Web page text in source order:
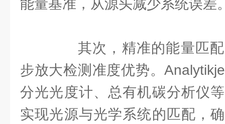
能量基准，从源头减少系统误差
其次，精准的能量匹配
步放大检测准度优势。
分光光度计、总有机碳分析仪
实现光源与光学系统的匹配，